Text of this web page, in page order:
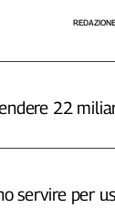
REDAZIONE
22
servire per